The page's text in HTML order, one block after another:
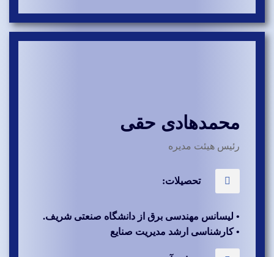
محمدهادی حقی
رئیس هیئت مدیره
تحصیلات:
• لیسانس مهندسی برق از دانشگاه صنعتی شریف.
• کارشناسی ارشد مدیریت صنایع